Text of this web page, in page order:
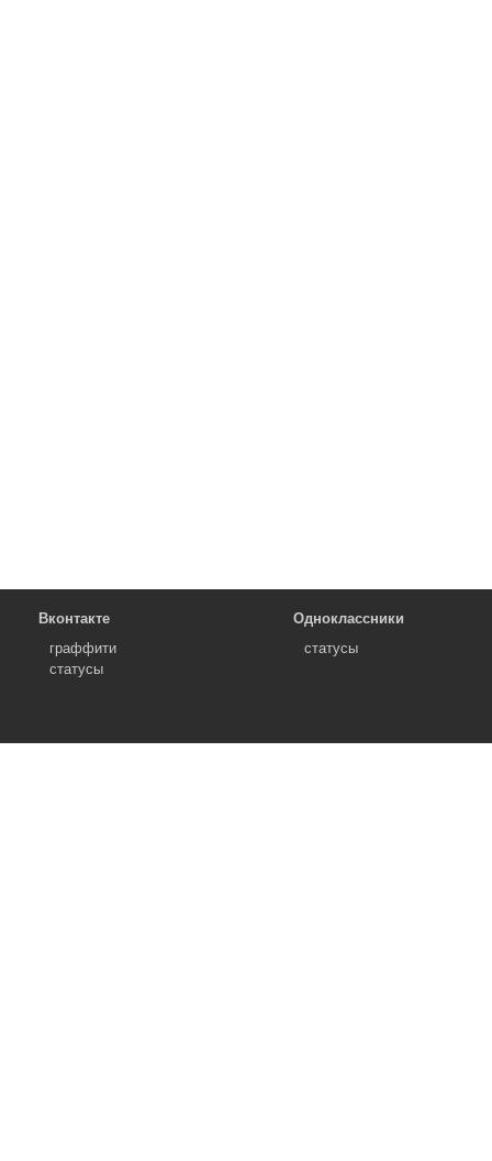
Вконтакте
граффити
статусы
Одноклассники
статусы